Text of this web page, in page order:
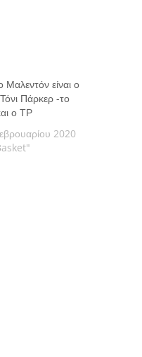
Μαλεντόν είναι ο
Πάρκερ -το
ο ΤΡ
2020